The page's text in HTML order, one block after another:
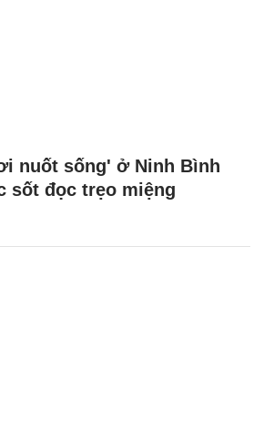
nuốt sống' ở Ninh Bình
sốt đọc trẹo miệng